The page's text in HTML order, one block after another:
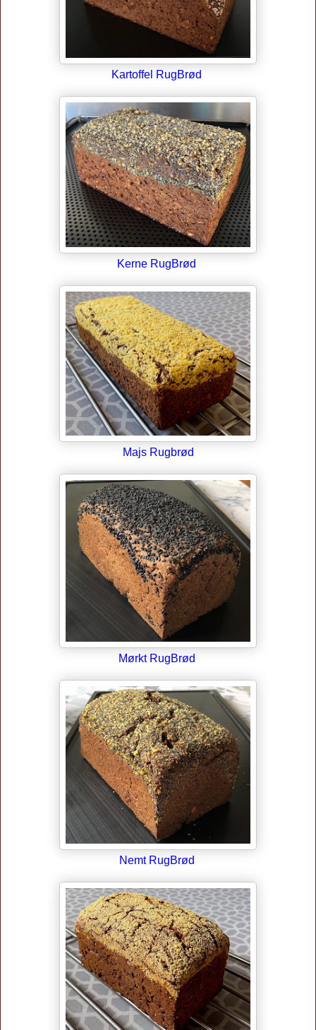
Kartoffel RugBrød
Kerne RugBrød
Majs Rugbrød
Mørkt RugBrød
Nemt RugBrød